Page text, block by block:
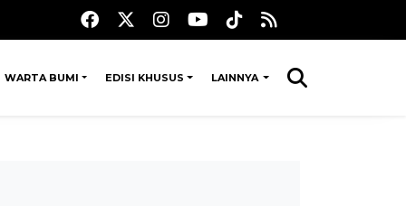
WARTA BUMI EDISI KHUSUS LAINNYA